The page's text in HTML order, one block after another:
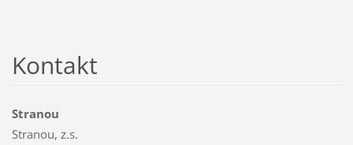
Kontakt
Stranou
Stranou, z.s.